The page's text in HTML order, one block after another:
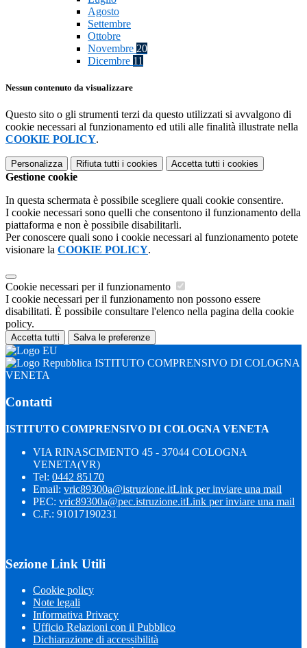
Agosto
Settembre
Ottobre
Novembre 20
Dicembre 11
Nessun contenuto da visualizzare
Questo sito o gli strumenti terzi da questo utilizzati si avvalgono di
cookie necessari al funzionamento ed utili alle finalità illustrate nella
COOKIE POLICY.
Personalizza Rifiuta tutti i cookies Accetta tutti i cookies
Gestione cookie
In questa schermata è possibile scegliere quali cookie consentire.
I cookie necessari sono quelli che consentono il funzionamento della
piattaforma e non è possibile disabilitarli.
Per conoscere quali sono i cookie necessari al funzionamento potete
visionare la COOKIE POLICY.
Cookie necessari per il funzionamento
I cookie necessari per il funzionamento non possono essere
disabilitati. È possibile consultare l'elenco nella pagina della cookie
policy.
Accetta tutti Salva le preferenze
ISTITUTO COMPRENSIVO DI COLOGNA
VENETA
Contatti
ISTITUTO COMPRENSIVO DI COLOGNA VENETA
VIA RINASCIMENTO 45 - 37044 COLOGNA
VENETA(VR)
Tel: 0442 85170
Email: vric89300a@istruzione.itLink per inviare una mail
PEC: vric89300a@pec.istruzione.itLink per inviare una mail
C.F.: 91017190231
Sezione Link Utili
Cookie policy
Note legali
Informativa Privacy
Ufficio Relazioni con il Pubblico
Dichiarazione di accessibilità